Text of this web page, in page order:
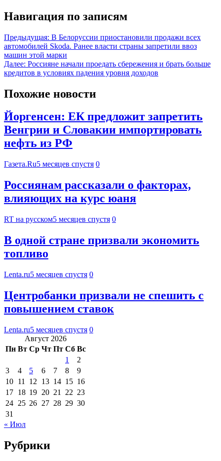
Навигация по записям
Предыдущая: В Белоруссии приостановили продажи всех
автомобилей Skoda. Ранее власти страны запретили ввоз
машин этой марки
Далее: Россияне начали проедать сбережения и брать больше
кредитов в условиях падения уровня доходов
Похожие новости
Йоргенсен: ЕК предложит запретить
Венгрии и Словакии импортировать
нефть из РФ
Газета.Ru5 месяцев спустя 0
Россиянам рассказали о факторах,
влияющих на курс юаня
RT на русском5 месяцев спустя 0
В одной стране призвали экономить
топливо
Lenta.ru5 месяцев спустя 0
Центробанки призвали не спешить с
повышением ставок
Lenta.ru5 месяцев спустя 0
Август 2026
Пн Вт Ср Чт Пт Сб Вс
1
2
3
4 5 6 7 8
9
10 11 12 13 14 15 16
17 18 19 20 21 22 23
24 25 26 27 28 29 30
31
« Июл
Рубрики